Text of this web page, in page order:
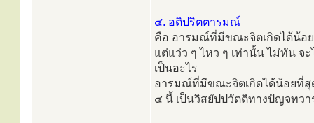
๔. อติปริตตารมณ์
คือ อารมณ์ที่มีขณะจิตเกิดได้น้อย
แต่แว่ว ๆ ไหว ๆ เท่านั้น ไม่ทัน จ
เป็นอะไร
อารมณ์ที่มีขณะจิตเกิดได้น้อยที่สุ
๔ นี้ เป็นวิสยัปปวัตติทางปัญจทว